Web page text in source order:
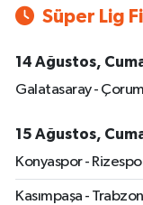
Süper Lig
14 Ağustos,
Galatasaray -
15 Ağustos,
Konyaspor -
Kasımpaşa -